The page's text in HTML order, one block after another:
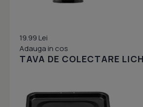
19.99 Lei
Adauga in cos
TAVA DE COLECTARE